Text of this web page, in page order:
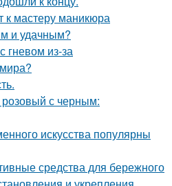
к мастеру маникюра
и удачным?
гневом из-за
с черным:
искусства популярны
средства для бережного